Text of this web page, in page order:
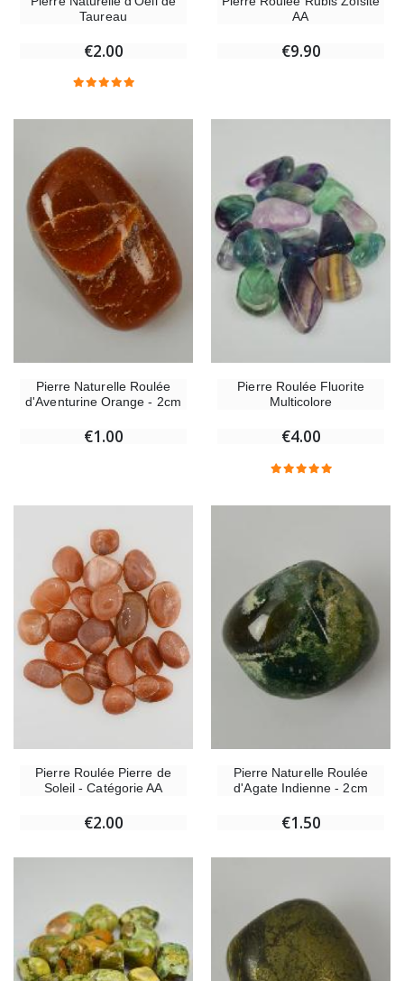
Taureau
€2.00
AA
€9.90
Pierre Naturelle Roulée
d'Aventurine Orange - 2cm
€1.00
Pierre Roulée Fluorite
Multicolore
€4.00
Pierre Roulée Pierre de
Soleil - Catégorie AA
€2.00
Pierre Naturelle Roulée
d'Agate Indienne - 2cm
€1.50